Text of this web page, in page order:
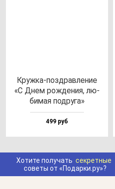
Круж­ка-поз­драв­ле­ние
«С Днем рож­де­ния, лю­
би­мая под­ру­га»
499 руб
Хотите получать секретные
советы от «Подарки.ру»?